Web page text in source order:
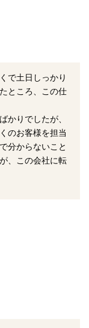
で土日しっかり
ところ、この仕
かりでしたが、
のお客様を担当
分からないこと
、この会社に転